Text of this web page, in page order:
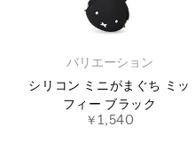
バリエーション
シリコン ミニがまぐち ミッ
フィー ブラック
￥1,540